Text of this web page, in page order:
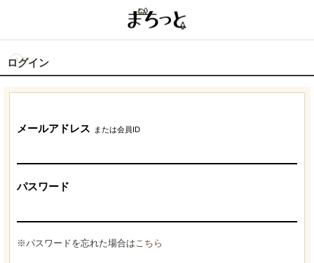
ログイン
メールアドレス または会員ID
パスワード
※パスワードを忘れた場合はこちら